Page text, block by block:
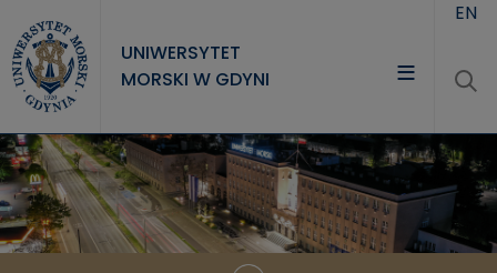
UNIWERSYTET
MORSKI W GDYNI
UNIWERSYTET
STUDIA
NAUKA
EN